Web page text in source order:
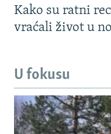
Kako su ratni
vraćali život u
U fokusu